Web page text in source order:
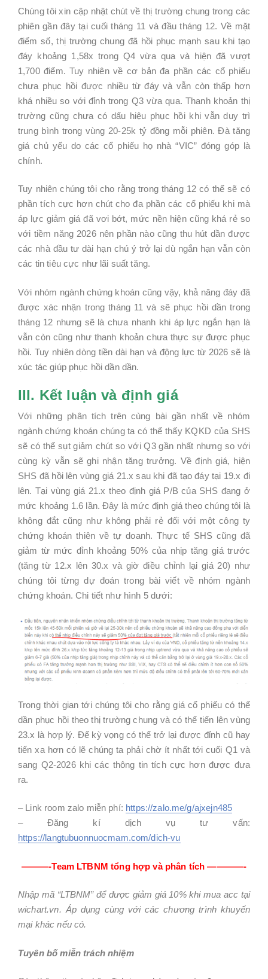
Chúng tôi xin cập nhật chút về thị trường chung trong các
phiên gần đây tại cuối tháng 11 và đầu tháng 12. Về mặt
điểm số, thị trường chung đã hồi phục mạnh sau khi tạo
đáy khoảng 1,58x trong Q4 vừa qua và hiện đã vượt
1,700 điểm. Tuy nhiên về cơ bản đa phần các cổ phiếu
chưa phục hồi được nhiều từ đáy và vẫn còn thấp hơn
khá nhiều so với đỉnh trong Q3 vừa qua. Thanh khoản thị
trường cũng chưa có dấu hiệu phục hồi khi vẫn duy trì
trung bình trong vùng 20-25k tỷ đồng mỗi phiên. Đà tăng
giá chủ yếu do các cổ phiếu họ nhà “VIC” đóng góp là
chính.
Tuy nhiên chúng tôi cho rằng trong tháng 12 có thể sẽ có
phần tích cực hơn chút cho đa phần các cổ phiếu khi mà
áp lực giảm giá đã vơi bớt, mức nền hiện cũng khá rẻ so
với tiềm năng 2026 nên phần nào cũng thu hút dần được
các nhà đầu tư dài hạn chú ý trở lại dù ngắn hạn vẫn còn
các tin tiêu cực như lãi suất tăng.
Với nhóm ngành chứng khoán cũng vậy, khả năng đáy đã
được xác nhận trong tháng 11 và sẽ phục hồi dần trong
tháng 12 nhưng sẽ là chưa nhanh khi áp lực ngắn hạn là
vẫn còn cũng như thanh khoản chưa thực sự được phục
hồi. Tuy nhiên dòng tiền dài hạn và động lực từ 2026 sẽ là
xúc tác giúp phục hồi dần dần.
III. Kết luận và định giá
Với những phân tích trên cùng bài gần nhất về nhóm
ngành chứng khoán chúng ta có thể thấy KQKD của SHS
sẽ có thể sụt giảm chút so với Q3 gần nhất nhưng so với
cùng kỳ vẫn sẽ ghi nhận tăng trưởng. Về định giá, hiện
SHS đã hồi lên vùng giá 21.x sau khi đã tạo đáy tại 19.x đi
lên. Tại vùng giá 21.x theo định giá P/B của SHS đang ở
mức khoảng 1.6 lần. Đây là mức định giá theo chúng tôi là
không đắt cũng như không phải rẻ đối với một công ty
chứng khoán thiên về tự doanh. Thực tế SHS cũng đã
giảm từ mức đỉnh khoảng 50% của nhịp tăng giá trước
(tăng từ 12.x lên 30.x và giờ điều chỉnh lại giá 20) như
chúng tôi từng dự đoán trong bài viết về nhóm ngành
chứng khoán. Chi tiết như hình 5 dưới:
Trong thời gian tới chúng tôi cho rằng giá cổ phiếu có thể
dần phục hồi theo thị trường chung và có thể tiến lên vùng
23.x là hợp lý. Để kỳ vọng có thể trở lại được đỉnh cũ hay
tiến xa hơn có lẽ chúng ta phải chờ ít nhất tới cuối Q1 và
sang Q2-2026 khi các thông tin tích cực hơn được đưa
ra.
– Link room zalo miễn phí: https://zalo.me/g/ajxejn485
– Đăng kí dịch vụ tư vấn:
https://langtubuonnuocmam.com/dich-vu
———-Team LTBNM tổng hợp và phân tích ————-
Nhập mã “LTBNM” để được giảm giá 10% khi mua acc tại
wichart.vn. Áp dụng cùng với các chương trình khuyến
mại khác nếu có.
Tuyên bố miễn trách nhiệm